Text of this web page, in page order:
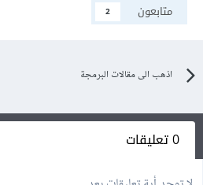
متابعون
2
اذهب الى مقالات البرمجة
0 تعليقات